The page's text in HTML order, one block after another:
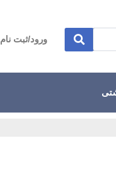
ورود/ثبت نام